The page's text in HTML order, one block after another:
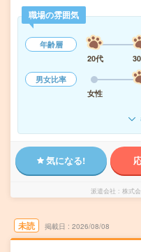
職場の雰囲気
年齢層
20代
男女比率
女性
気になる!
派遣会社 株式
未読 掲載日 2026/08/08